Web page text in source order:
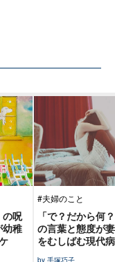
の呪
幼稚
#夫婦のこと
「で？だから何
の言葉と態度が
をむしばむ現代病
by 手塚巧子